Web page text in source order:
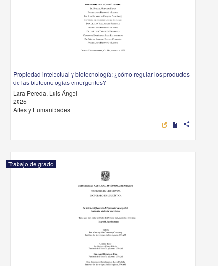
Propiedad intelectual y biotecnología: ¿cómo regular los productos
de las biotecnologías emergentes?
Lara Pereda, Luis Ángel
2025
Artes y Humanidades
share
Trabajo de grado